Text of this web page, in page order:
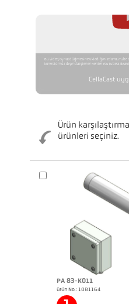
Bu video, oynat düğmesine tıkladığınızda
kontrolümüz dışında işlenen veriler YouTube'a
CellaCast
Ürün
ürünleri seçiniz.
PA 83-K011
ürün No.: 1081164